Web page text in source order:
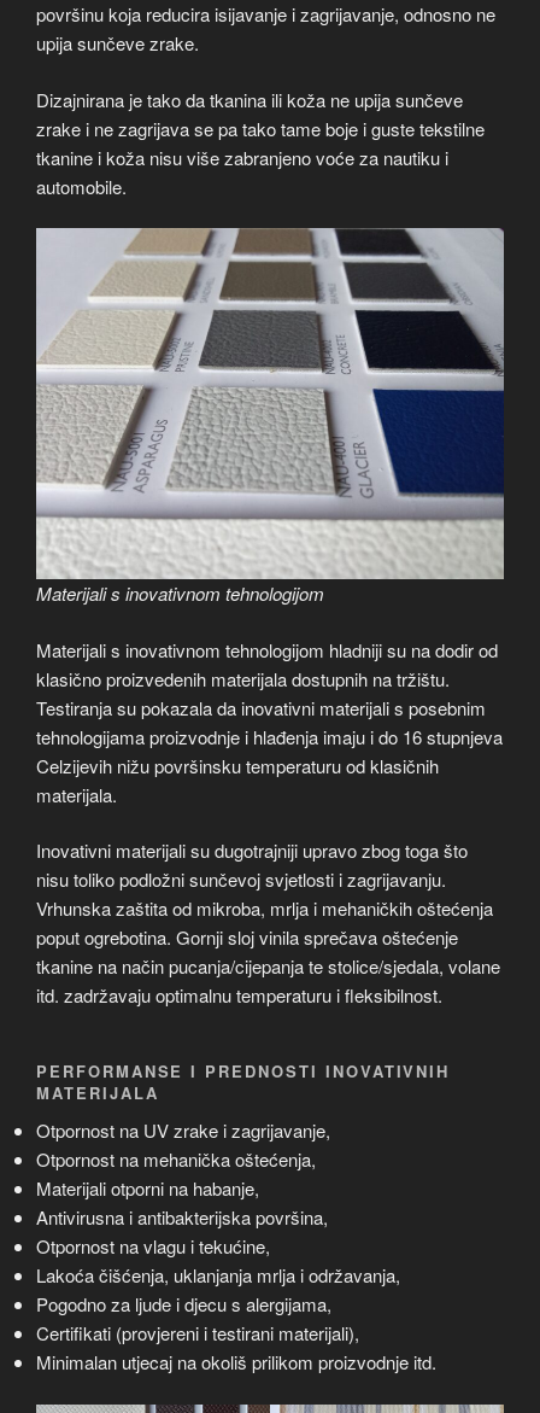
površinu koja reducira isijavanje i zagrijavanje, odnosno ne
upija sunčeve zrake.
Dizajnirana je tako da tkanina ili koža ne upija sunčeve
zrake i ne zagrijava se pa tako tame boje i guste tekstilne
tkanine i koža nisu više zabranjeno voće za nautiku i
automobile.
Materijali s inovativnom tehnologijom
Materijali s inovativnom tehnologijom hladniji su na dodir od
klasično proizvedenih materijala dostupnih na tržištu.
Testiranja su pokazala da inovativni materijali s posebnim
tehnologijama proizvodnje i hlađenja imaju i do 16 stupnjeva
Celzijevih nižu površinsku temperaturu od klasičnih
materijala.
Inovativni materijali su dugotrajniji upravo zbog toga što
nisu toliko podložni sunčevoj svjetlosti i zagrijavanju.
Vrhunska zaštita od mikroba, mrlja i mehaničkih oštećenja
poput ogrebotina. Gornji sloj vinila sprečava oštećenje
tkanine na način pucanja/cijepanja te stolice/sjedala, volane
itd. zadržavaju optimalnu temperaturu i fleksibilnost.
PERFORMANSE I PREDNOSTI INOVATIVNIH
MATERIJALA
Otpornost na UV zrake i zagrijavanje,
Otpornost na mehanička oštećenja,
Materijali otporni na habanje,
Antivirusna i antibakterijska površina,
Otpornost na vlagu i tekućine,
Lakoća čišćenja, uklanjanja mrlja i održavanja,
Pogodno za ljude i djecu s alergijama,
Certifikati (provjereni i testirani materijali),
Minimalan utjecaj na okoliš prilikom proizvodnje itd.